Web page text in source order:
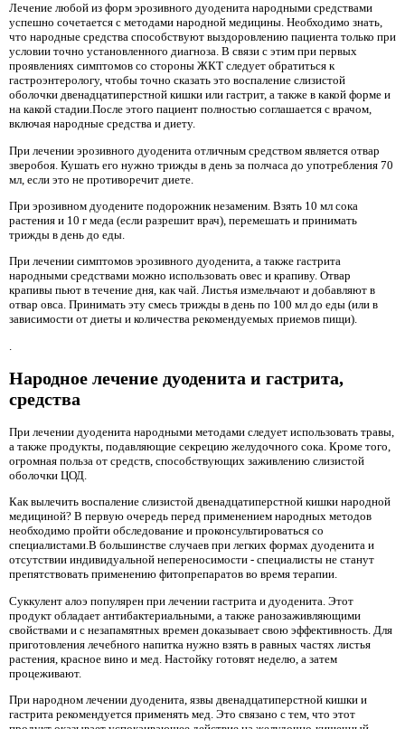
Лечение любой из форм эрозивного дуоденита народными средствами
успешно сочетается с методами народной медицины. Необходимо знать,
что народные средства способствуют выздоровлению пациента только при
условии точно установленного диагноза. В связи с этим при первых
проявлениях симптомов со стороны ЖКТ следует обратиться к
гастроэнтерологу, чтобы точно сказать это воспаление слизистой
оболочки двенадцатиперстной кишки или гастрит, а также в какой форме и
на какой стадии.После этого пациент полностью соглашается с врачом,
включая народные средства и диету.
При лечении эрозивного дуоденита отличным средством является отвар
зверобоя. Кушать его нужно трижды в день за полчаса до употребления 70
мл, если это не противоречит диете.
При эрозивном дуодените подорожник незаменим. Взять 10 мл сока
растения и 10 г меда (если разрешит врач), перемешать и принимать
трижды в день до еды.
При лечении симптомов эрозивного дуоденита, а также гастрита
народными средствами можно использовать овес и крапиву. Отвар
крапивы пьют в течение дня, как чай. Листья измельчают и добавляют в
отвар овса. Принимать эту смесь трижды в день по 100 мл до еды (или в
зависимости от диеты и количества рекомендуемых приемов пищи).
Народное лечение дуоденита и гастрита,
средства
При лечении дуоденита народными методами следует использовать травы,
а также продукты, подавляющие секрецию желудочного сока. Кроме того,
огромная польза от средств, способствующих заживлению слизистой
оболочки ЦОД.
Как вылечить воспаление слизистой двенадцатиперстной кишки народной
медициной? В первую очередь перед применением народных методов
необходимо пройти обследование и проконсультироваться со
специалистами.В большинстве случаев при легких формах дуоденита и
отсутствии индивидуальной непереносимости - специалисты не станут
препятствовать применению фитопрепаратов во время терапии.
Суккулент алоэ популярен при лечении гастрита и дуоденита. Этот
продукт обладает антибактериальными, а также ранозаживляющими
свойствами и с незапамятных времен доказывает свою эффективность. Для
приготовления лечебного напитка нужно взять в равных частях листья
растения, красное вино и мед. Настойку готовят неделю, а затем
процеживают.
При народном лечении дуоденита, язвы двенадцатиперстной кишки и
гастрита рекомендуется применять мед. Это связано с тем, что этот